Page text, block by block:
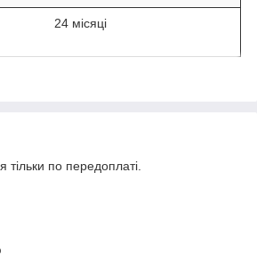
24 місяці
тільки по передоплаті.